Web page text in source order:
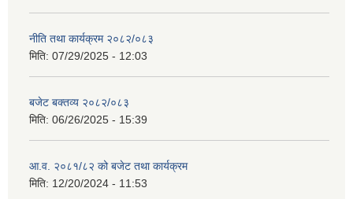
नीति तथा कार्यक्रम २०८२/०८३
मिति: 07/29/2025 - 12:03
बजेट बक्तव्य २०८२/०८३
मिति: 06/26/2025 - 15:39
आ.व. २०८१/८२ को बजेट तथा कार्यक्रम
मिति: 12/20/2024 - 11:53